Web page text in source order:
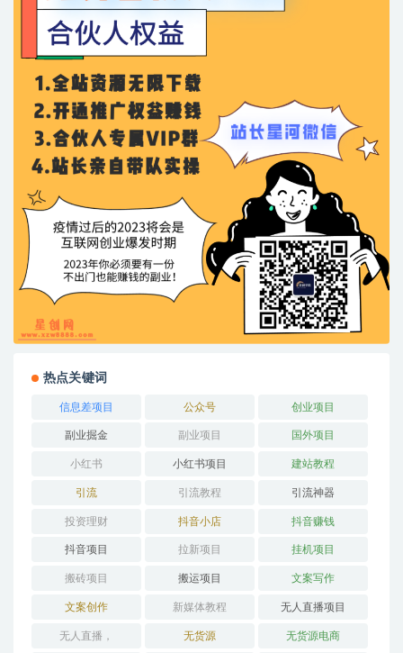
热点关键词
信息差项目 公众号 创业项目
副业掘金 副业项目 国外项目
小红书 小红书项目 建站教程
引流 引流教程 引流神器
投资理财 抖音小店 抖音赚钱
抖音项目 拉新项目 挂机项目
搬砖项目 搬运项目 文案写作
文案创作 新媒体教程 无人直播项目
无人直播， 无货源 无货源电商